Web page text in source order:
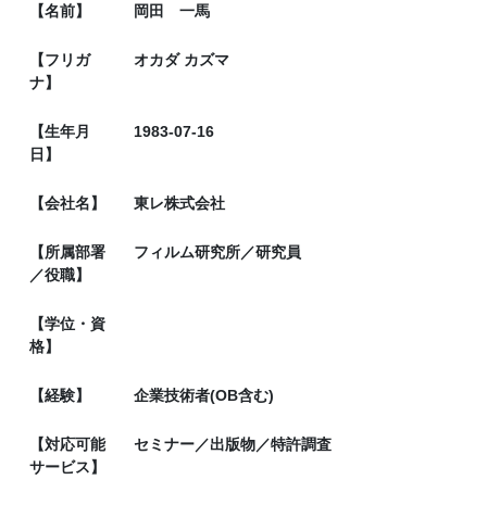
【名前】 岡田 一馬
【フリガ
ナ】
オカダ カズマ
【生年月
日】
1983-07-16
【会社名】 東レ株式会社
【所属部署
／役職】
フィルム研究所／研究員
【学位・資
格】
【経験】 企業技術者(OB含む)
【対応可能
サービス】
セミナー／出版物／特許調査